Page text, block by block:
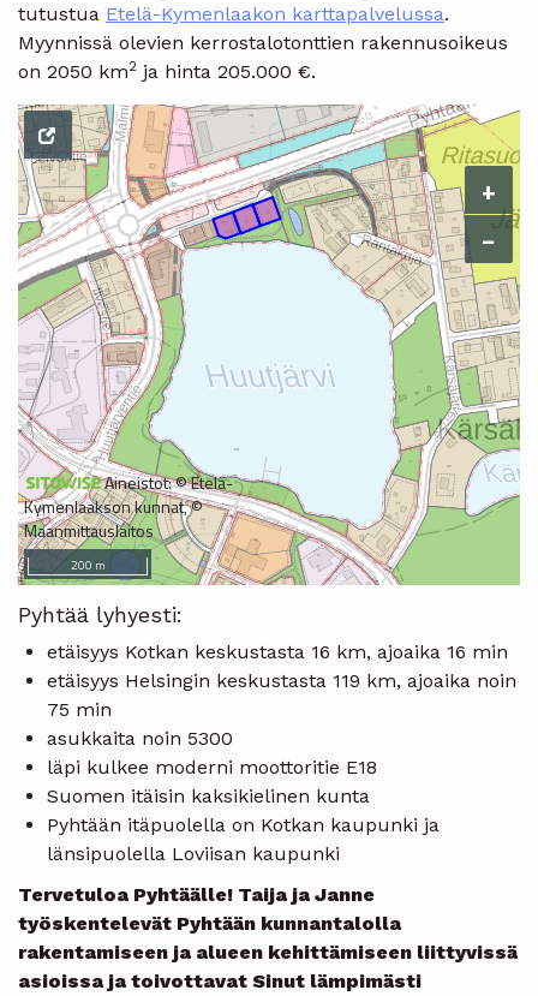
tutustua Etelä-Kymenlaakon karttapalvelussa.
Myynnissä olevien kerrostalotonttien rakennusoikeus
on 2050 km2 ja hinta 205.000 €.
Pyhtää lyhyesti:
etäisyys Kotkan keskustasta 16 km, ajoaika 16 min
etäisyys Helsingin keskustasta 119 km, ajoaika noin
75 min
asukkaita noin 5300
läpi kulkee moderni moottoritie E18
Suomen itäisin kaksikielinen kunta
Pyhtään itäpuolella on Kotkan kaupunki ja
länsipuolella Loviisan kaupunki
Tervetuloa Pyhtäälle! Taija ja Janne
työskentelevät Pyhtään kunnantalolla
rakentamiseen ja alueen kehittämiseen liittyvissä
asioissa ja toivottavat Sinut lämpimästi